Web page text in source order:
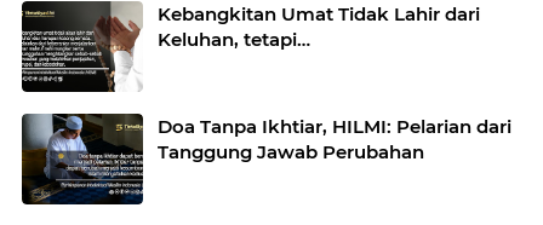
Kebangkitan Umat Tidak Lahir dari
Keluhan, tetapi…
Doa Tanpa Ikhtiar, HILMI: Pelarian dari
Tanggung Jawab Perubahan